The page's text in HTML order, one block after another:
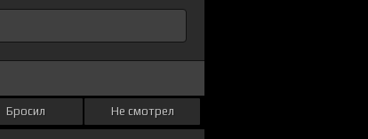
Бросил Не смотрел